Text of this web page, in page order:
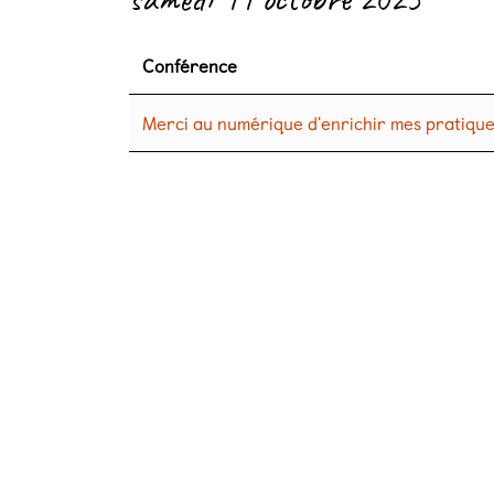
Conférence
Merci au numérique d'enrichir mes